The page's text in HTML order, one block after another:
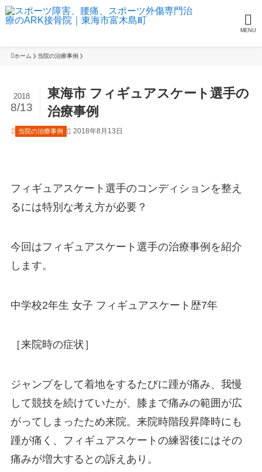
MENU
ホーム 当院の治療事例
東海市 フィギュアスケート選手の
治療事例
2018
8/13
当院の治療事例 2018年8月13日
フィギュアスケート選手のコンディションを整え
るには特別な考え方が必要？
今回はフィギュアスケート選手の治療事例を紹介
します。
中学校2年生 女子 フィギュアスケート歴7年
［来院時の症状］
ジャンプをして着地をするたびに踵が痛み、我慢
して競技を続けていたが、膝まで痛みの範囲が広
がってしまったため来院。来院時階段昇降時にも
踵が痛く、フィギュアスケートの練習後にはその
痛みが増大するとの訴えあり。